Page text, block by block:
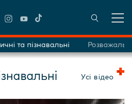
та пізнавальні
Усі відео